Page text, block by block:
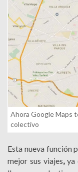
Ahora Google Maps
colectivo
Esta nueva función
mejor sus viajes,ya